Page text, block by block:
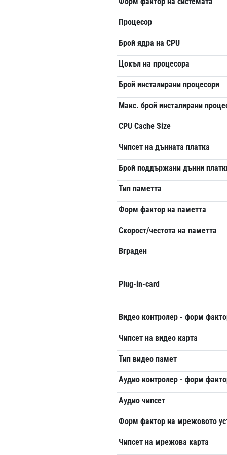
Процесор
Брой ядра на CPU
Цокъл на процесора
Брой инсталирани процесори
Макс. брой инсталирани
CPU Cache Size
Чипсет на дънната платка
Брой поддържани дънни
Тип паметта
Форм фактор на паметта
Скорост/честота на паметта
Вграден
Plug-in-card
Видео контролер - форм
Чипсет на видео карта
Тип видео памет
Аудио контролер - форм
Аудио чипсет
Форм фактор на мрежовото
Чипсет на мрежова карта